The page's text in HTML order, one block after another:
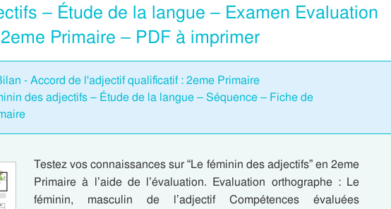
– Étude de la langue – Examen Evaluation
Primaire – PDF à imprimer
- Accord de l'adjectif qualificatif : 2eme Primaire
des adjectifs – Étude de la langue – Séquence – Fiche de
Testez vos connaissances sur “Le féminin des adjectifs” en 2eme
Primaire à l’aide de l’évaluation. Evaluation orthographe : Le
féminin, masculin de l’adjectif Compétences évaluées